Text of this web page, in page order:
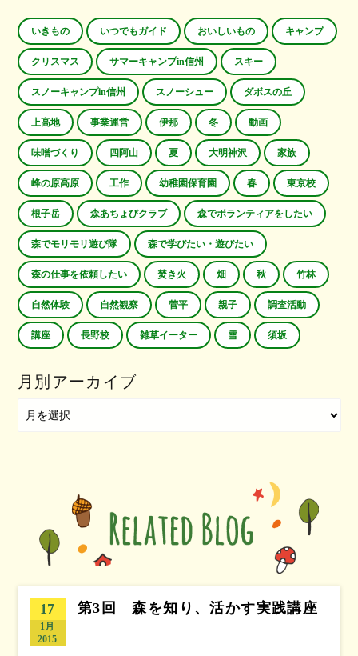
いきもの いつでもガイド おいしいもの キャンプ
クリスマス サマーキャンプin信州 スキー
スノーキャンプin信州 スノーシュー ダボスの丘
上高地 事業運営 伊那 冬 動画
味噌づくり 四阿山 夏 大明神沢 家族
峰の原高原 工作 幼稚園保育園 春 東京校
根子岳 森あちょびクラブ 森でボランティアをしたい
森でモリモリ遊び隊 森で学びたい・遊びたい
森の仕事を依頼したい 焚き火 畑 秋 竹林
自然体験 自然観察 菅平 親子 調査活動
講座 長野校 雑草イーター 雪 須坂
月別アーカイブ
17
1月
2015
第3回 森を知り、活かす実践講座